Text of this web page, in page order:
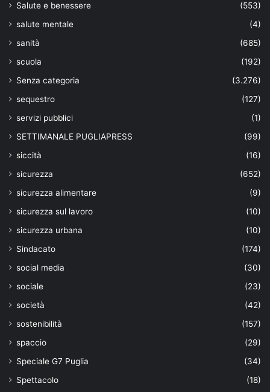
Salute e benessere
(553)
salute mentale
(4)
sanità
(685)
scuola
(192)
Senza categoria
(3.276)
sequestro
(127)
servizi pubblici
(1)
SETTIMANALE PUGLIAPRESS
(99)
siccità
(16)
sicurezza
(652)
sicurezza alimentare
(9)
sicurezza sul lavoro
(10)
sicurezza urbana
(10)
Sindacato
(174)
social media
(30)
sociale
(23)
società
(42)
sostenibilità
(157)
spaccio
(29)
Speciale G7 Puglia
(34)
Spettacolo
(18)